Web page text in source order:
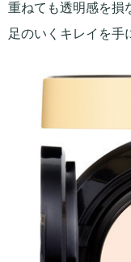
重ねても透明感を損
足のいくキレイを手